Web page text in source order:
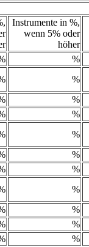
Instrumente in %,
wenn 5% oder
höher
%
%
%
%
%
%
%
%
%
%
%